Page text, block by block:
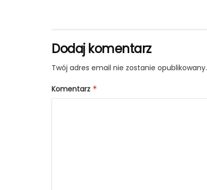
Dodaj komentarz
Twój adres email nie zostanie opublikowany.
Komentarz *